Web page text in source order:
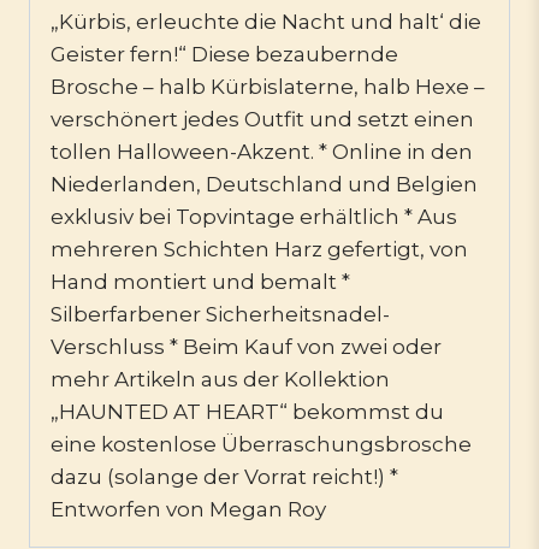
„Kürbis, erleuchte die Nacht und halt‘ die
Geister fern!“ Diese bezaubernde
Brosche – halb Kürbislaterne, halb Hexe –
verschönert jedes Outfit und setzt einen
tollen Halloween-Akzent. * Online in den
Niederlanden, Deutschland und Belgien
exklusiv bei Topvintage erhältlich * Aus
mehreren Schichten Harz gefertigt, von
Hand montiert und bemalt *
Silberfarbener Sicherheitsnadel-
Verschluss * Beim Kauf von zwei oder
mehr Artikeln aus der Kollektion
„HAUNTED AT HEART“ bekommst du
eine kostenlose Überraschungsbrosche
dazu (solange der Vorrat reicht!) *
Entworfen von Megan Roy